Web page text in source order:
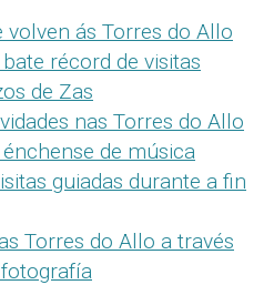
volven ás Torres do Allo
récord de visitas
de Zas
nas Torres do Allo
de música
guiadas durante a fin
Torres do Allo a través